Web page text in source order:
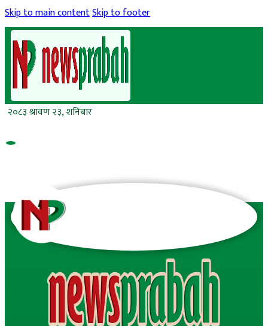
Skip to main contentSkip to footer
२०८३ श्रावण २३, शनिबार